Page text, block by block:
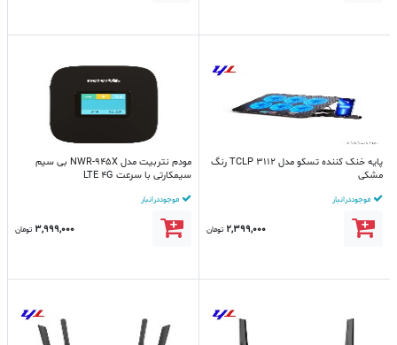
پایه خنک کننده تسکو مدل TCLP 3112 رنگ
مشکی
موجود در انبار
2,399,000 تومان
مودم نتربیت مدل NWR-945X بی سیم
سیمکارتی با سرعت LTE 4G
موجود در انبار
3,999,000 تومان